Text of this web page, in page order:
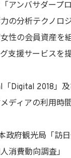
アンバサダープ
の分析テクノロ
性の会員資産を
支援サービスを
「Digital 2018」
ディアの利用時
府観光局「訪日
消費動向調査」